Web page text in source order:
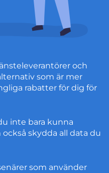
och
som är mer
rabatter för dig för
inte bara kunna
skydda all data du
som använder